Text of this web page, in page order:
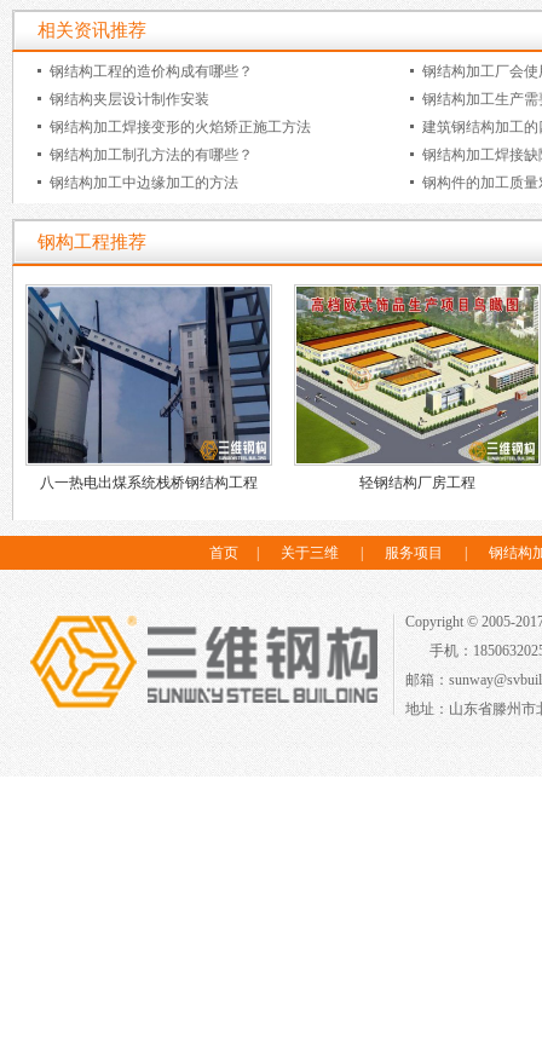
相关资讯推荐
钢结构工程的造价构成有哪些？
钢结构加工厂会
钢结构夹层设计制作安装
钢结构加工生产
钢结构加工焊接变形的火焰矫正施工方法
建筑钢结构加工
钢结构加工制孔方法的有哪些？
钢结构加工焊接
钢结构加工中边缘加工的方法
钢构件的加工质
钢构工程推荐
八一热电出煤系统栈桥钢结构工程 轻钢结构厂房工程
首页 关于三维 服务项目 钢结构
Copyright © 2005-
手机：
邮箱：
地址：山东省滕州市